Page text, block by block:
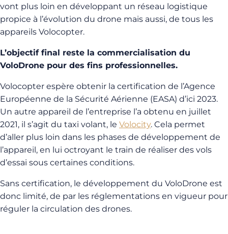
vont plus loin en développant un réseau logistique
propice à l’évolution du drone mais aussi, de tous les
appareils Volocopter.
L’objectif final reste la commercialisation du
VoloDrone pour des fins professionnelles.
Volocopter espère obtenir la certification de l’Agence
Européenne de la Sécurité Aérienne (EASA) d’ici 2023.
Un autre appareil de l’entreprise l’a obtenu en juillet
2021, il s’agit du taxi volant, le Volocity. Cela permet
d’aller plus loin dans les phases de développement de
l’appareil, en lui octroyant le train de réaliser des vols
d’essai sous certaines conditions.
Sans certification, le développement du VoloDrone est
donc limité, de par les réglementations en vigueur pour
réguler la circulation des drones.